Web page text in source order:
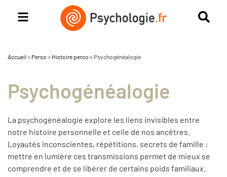
Accueil > Perso > Histoire perso > Psychogénéalogie
Psychogénéalogie
La psychogénéalogie explore les liens invisibles entre
notre histoire personnelle et celle de nos ancêtres.
Loyautés inconscientes, répétitions, secrets de famille :
mettre en lumière ces transmissions permet de mieux se
comprendre et de se libérer de certains poids familiaux.